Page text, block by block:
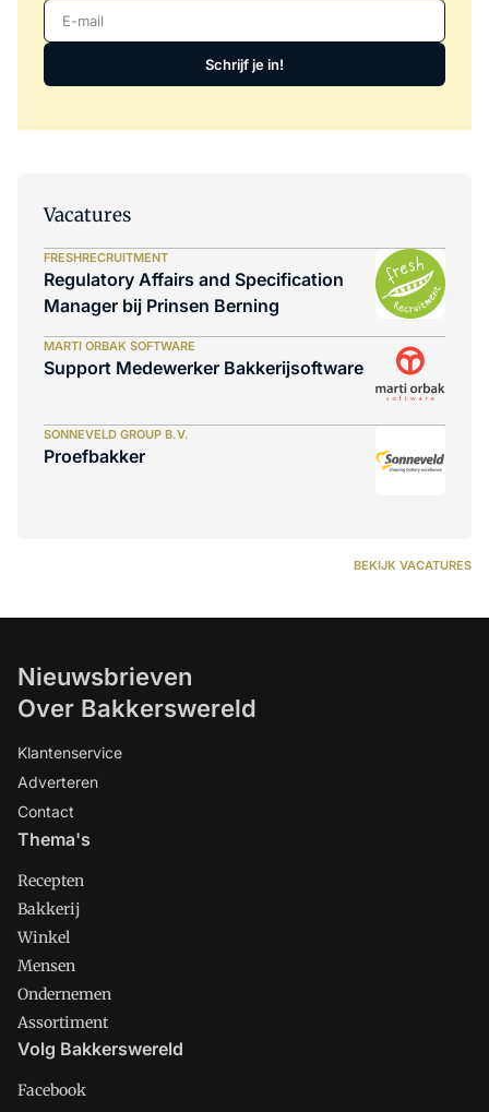
E-mail
Schrijf je in!
Vacatures
FRESHRECRUITMENT
Regulatory Affairs and Specification
Manager bij Prinsen Berning
MARTI ORBAK SOFTWARE
Support Medewerker Bakkerijsoftware
SONNEVELD GROUP B.V.
Proefbakker
BEKIJK VACATURES
Nieuwsbrieven
Over Bakkerswereld
Klantenservice
Adverteren
Contact
Thema's
Recepten
Bakkerij
Winkel
Mensen
Ondernemen
Assortiment
Volg Bakkerswereld
Facebook